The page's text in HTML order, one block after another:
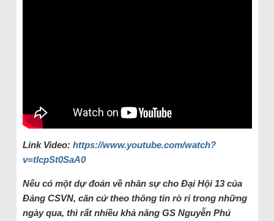
Link Video: https://www.youtube.com/watch?
v=tlcpSt0SaA0
Nếu có một dự đoán về nhân sự cho Đại Hội 13 của
Đảng CSVN, căn cứ theo thông tin rò rỉ trong những
ngày qua, thì rất nhiều khả năng GS Nguyễn Phú